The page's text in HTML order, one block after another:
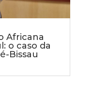
Africana
o caso da
Bissau